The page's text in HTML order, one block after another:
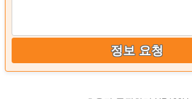
정보 요청